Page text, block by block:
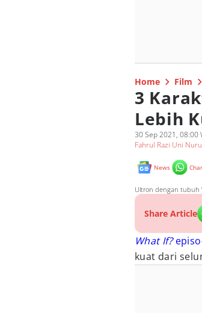
Home Film
3
Lebih
30 Sep 2021, 08:00
Fahrul Razi Uni
News
Ultron dengan tubuh
Share Article
What If?
kuat dari